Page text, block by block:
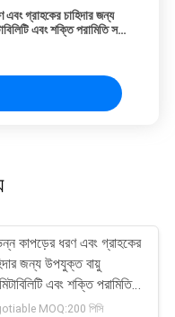
এবং গ্রাহকের চাহিদার জন্য
এবং শক্তি পরামিতি সহ
কাপড়ের ধরণ এবং গ্রাহকের
জন্য উপযুক্ত বায়ু
এবং শক্তি পরামিতি
ফিল্টার ব্যাগ
MOQ:200 পিসি